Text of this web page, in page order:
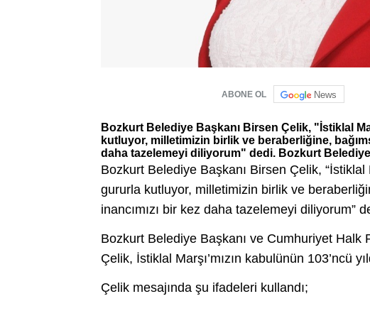
ABONE OL News
Bozkurt Belediye Başkanı Birsen Çelik, "İstiklal
kutluyor, milletimizin birlik ve beraberliğine,
daha tazelemeyi diliyorum" dedi. Bozkurt
Bozkurt Belediye Başkanı Birsen Çelik, “İstiklal
gururla kutluyor, milletimizin birlik ve
inancımızı bir kez daha tazelemeyi diliyorum”
Bozkurt Belediye Başkanı ve Cumhuriyet
Çelik, İstiklal Marşı’mızın kabulünün 103’ncü
Çelik mesajında şu ifadeleri kullandı;